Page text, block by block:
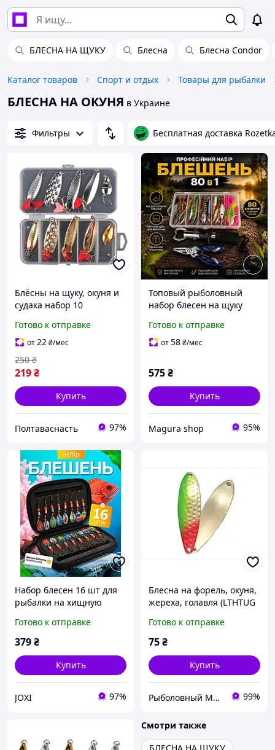
БЛЕСНА НА ЩУКУ Блесна Блесна Condor
Каталог товаров Спорт и отдых Товары для рыбалки
БЛЕСНА НА ОКУНЯ в Украине
Фильтры Бесплатная доставка
Блёсны на щуку, окуня и
судака набор 10
Готово к отправке
от22₴/мес
219₴
250 ₴
Купить
Полтаваснасть 97%
Топовый рыболовный
набор блесен на щуку
Готово к отправке
от58₴/мес
575₴
Купить
Magura shop 95%
Набор блесен 16 шт для
рыбалки на хищную
окуня, щуки, форели, с
кейсом "Обертовые
Готово к отправке
379₴
Купить
JOXI 97%
Блесна на форель, окуня,
жереха, голавля (LTHTUG
9гр\53mm)
Готово к отправке
75₴
Купить
Рыболовный Магазин "Svit Primanki" 99%
Смотри также